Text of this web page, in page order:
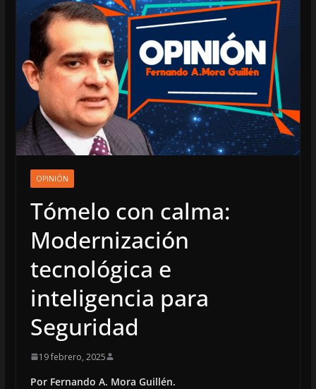
OPINIÓN
Tómelo con calma:
Modernización
tecnológica e
inteligencia para
Seguridad
19 febrero, 2025
Por Fernando A. Mora Guillén.